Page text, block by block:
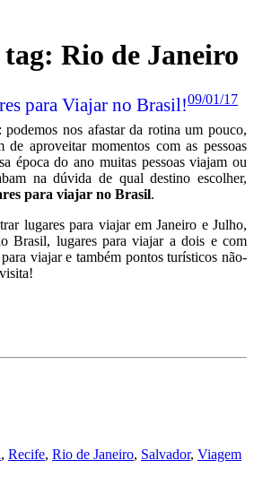
Rio de Janeiro
para Viajar no Brasil!09/01/17
podemos nos afastar da rotina um pouco,
de aproveitar momentos com as pessoas
época do ano muitas pessoas viajam ou
na dúvida de qual destino escolher,
para viajar no Brasil.
lugares para viajar em Janeiro e Julho,
Brasil, lugares para viajar a dois e com
viajar e também pontos turísticos não-
, Recife, Rio de Janeiro, Salvador, Viagem